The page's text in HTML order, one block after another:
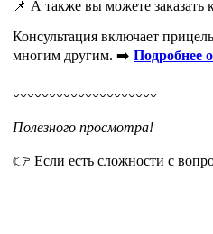
📌 А также вы можете
Консультация включает
многим другим. ➡️ Подробнее
〰️〰️〰️〰️〰️〰️〰️〰️〰️〰️
Полезного просмотра!
👉 Если есть сложности с